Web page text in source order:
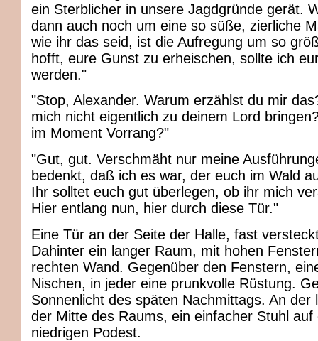
ein Sterblicher in unsere Jagdgründe gerät.
dann auch noch um eine so süße, zierliche
wie ihr das seid, ist die Aufregung um so
hofft, eure Gunst zu erheischen, sollte ich
werden."
"Stop, Alexander. Warum erzählst du mir
mich nicht eigentlich zu deinem Lord
im Moment Vorrang?"
"Gut, gut. Verschmäht nur meine
bedenkt, daß ich es war, der euch im Wald
Ihr solltet euch gut überlegen, ob ihr mich
Hier entlang nun, hier durch diese Tür."
Eine Tür an der Seite der Halle, fast
Dahinter ein langer Raum, mit hohen
rechten Wand. Gegenüber den Fenstern,
Nischen, in jeder eine prunkvolle Rüstung.
Sonnenlicht des späten Nachmittags. An der
der Mitte des Raums, ein einfacher Stuhl auf
niedrigen Podest.